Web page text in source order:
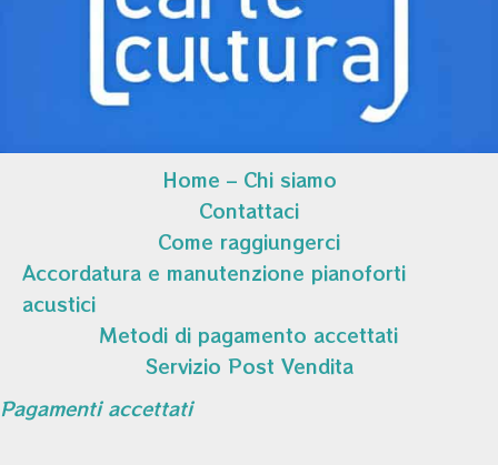
Home – Chi siamo
Contattaci
Come raggiungerci
Accordatura e manutenzione pianoforti
acustici
Metodi di pagamento accettati
Servizio Post Vendita
Pagamenti accettati